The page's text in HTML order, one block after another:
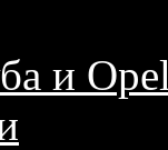
и